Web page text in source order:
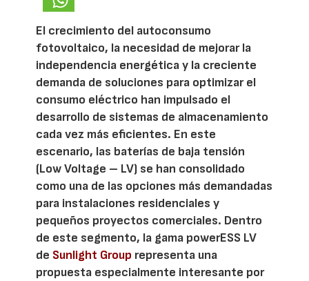
El crecimiento del autoconsumo
fotovoltaico, la necesidad de mejorar la
independencia energética y la creciente
demanda de soluciones para optimizar el
consumo eléctrico han impulsado el
desarrollo de sistemas de almacenamiento
cada vez más eficientes. En este
escenario, las baterías de baja tensión
(Low Voltage – LV) se han consolidado
como una de las opciones más demandadas
para instalaciones residenciales y
pequeños proyectos comerciales. Dentro
de este segmento, la gama powerESS LV
de Sunlight Group representa una
propuesta especialmente interesante por